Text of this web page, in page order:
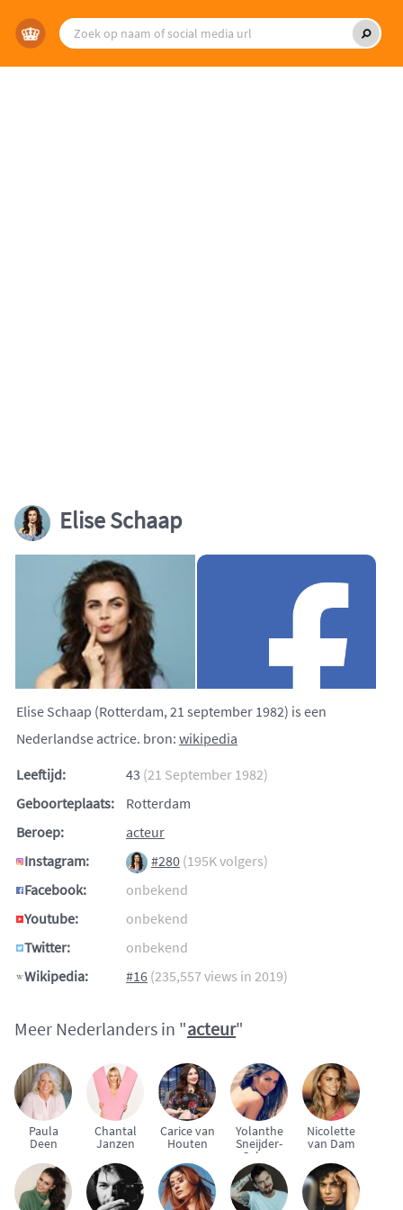
Elise Schaap
Elise Schaap (Rotterdam, 21 september 1982) is een
Nederlandse actrice. bron: wikipedia
Leeftijd:
43 (21 September 1982)
Geboorteplaats:
Rotterdam
Beroep:
acteur
Instagram:
#280 (195K volgers)
Facebook:
onbekend
Youtube:
onbekend
Twitter:
onbekend
Wikipedia:
#16 (235,557 views in 2019)
Meer Nederlanders in "acteur"
Paula
Deen
Chantal
Janzen
Carice van
Houten
Yolanthe
Sneijder-
Cabau
Nicolette
van Dam